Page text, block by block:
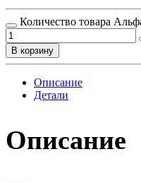
Количество товара
В корзину
Описание
Детали
Описание